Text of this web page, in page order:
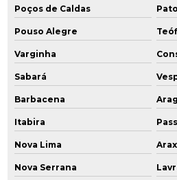
Plano de desativação e
Plano de desativação do
Plano de desativação de
Plano de desativação de posto de
Plano de gerenciamento
Plano de intervenção ambiental
Poços de Caldas
Pouso Alegre
Varginha
Sabará
Barbacena
Itabira
Nova Lima
Nova Serrana